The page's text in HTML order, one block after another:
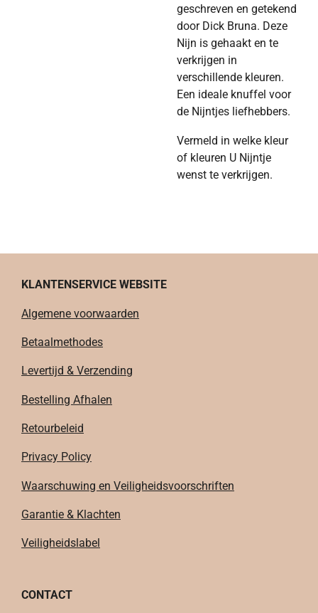
geschreven en getekend
door Dick Bruna. Deze
Nijn is gehaakt en te
verkrijgen in
verschillende kleuren.
Een ideale knuffel voor
de Nijntjes liefhebbers.
Vermeld in welke kleur
of kleuren U Nijntje
wenst te verkrijgen.
KLANTENSERVICE WEBSITE
Algemene voorwaarden
Betaalmethodes
Levertijd & Verzending
Bestelling Afhalen
Retourbeleid
Privacy Policy
Waarschuwing en Veiligheidsvoorschriften
Garantie & Klachten
Veiligheidslabel
CONTACT